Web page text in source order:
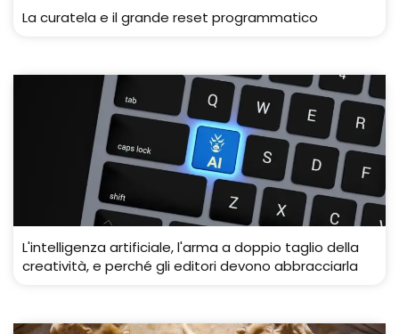
La curatela e il grande reset programmatico
L'intelligenza artificiale, l'arma a doppio taglio della
creatività, e perché gli editori devono abbracciarla